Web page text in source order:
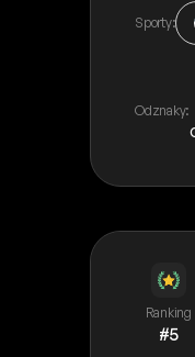
Sporty:
Odznaky:
Ranking
#5